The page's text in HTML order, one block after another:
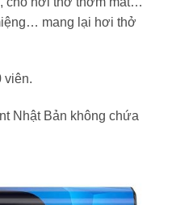
mang lại hơi thở
viên.
Nhật Bản không chứa